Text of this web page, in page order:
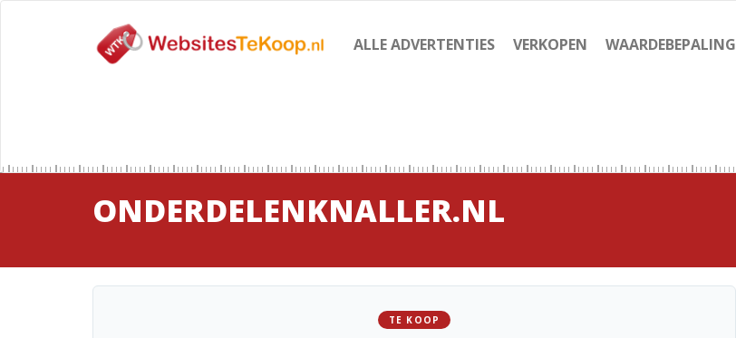
ALLE ADVERTENTIES VERKOPEN WAARDEBEPALING
ONDERDELENKNALLER.NL
TE KOOP